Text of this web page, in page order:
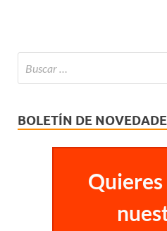
BOLETÍN DE